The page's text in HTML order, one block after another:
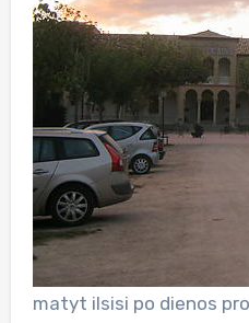
matyt ilsisi po dienos